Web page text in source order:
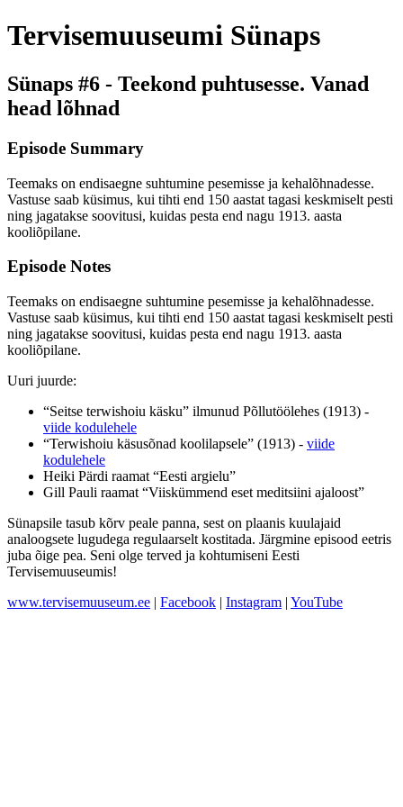
Tervisemuuseumi Sünaps
Sünaps #6 - Teekond puhtusesse. Vanad
head lõhnad
Episode Summary
Teemaks on endisaegne suhtumine pesemisse ja kehalõhnadesse.
Vastuse saab küsimus, kui tihti end 150 aastat tagasi keskmiselt pesti
ning jagatakse soovitusi, kuidas pesta end nagu 1913. aasta
kooliõpilane.
Episode Notes
Teemaks on endisaegne suhtumine pesemisse ja kehalõhnadesse.
Vastuse saab küsimus, kui tihti end 150 aastat tagasi keskmiselt pesti
ning jagatakse soovitusi, kuidas pesta end nagu 1913. aasta
kooliõpilane.
Uuri juurde:
“Seitse terwishoiu käsku” ilmunud Põllutöölehes (1913) -
viide kodulehele
“Terwishoiu käsusõnad koolilapsele” (1913) - viide
kodulehele
Heiki Pärdi raamat “Eesti argielu”
Gill Pauli raamat “Viiskümmend eset meditsiini ajaloost”
Sünapsile tasub kõrv peale panna, sest on plaanis kuulajaid
analoogsete lugudega regulaarselt kostitada. Järgmine episood eetris
juba õige pea. Seni olge terved ja kohtumiseni Eesti
Tervisemuuseumis!
www.tervisemuuseum.ee | Facebook | Instagram | YouTube